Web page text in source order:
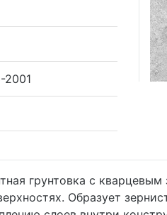
2001
грунтовка с кварцевым
Образует